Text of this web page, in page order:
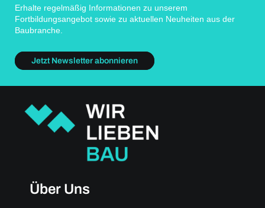
Erhalte regelmäßig Informationen zu unserem
Fortbildungsangebot sowie zu aktuellen Neuheiten aus der
Baubranche.
Jetzt Newsletter abonnieren
Über Uns